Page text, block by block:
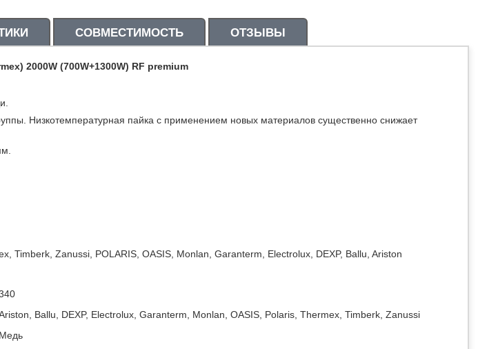
СОВМЕСТИМОСТЬ ОТЗЫВЫ
2000W (700W+1300W) RF premium
Низкотемпературная пайка с применением новых материалов существенно снижает
Timberk, Zanussi, POLARIS, OASIS, Monlan, Garanterm, Electrolux, DEXP, Ballu, Ariston
Ballu, DEXP, Electrolux, Garanterm, Monlan, OASIS, Polaris, Thermex, Timberk, Zanussi
Медь